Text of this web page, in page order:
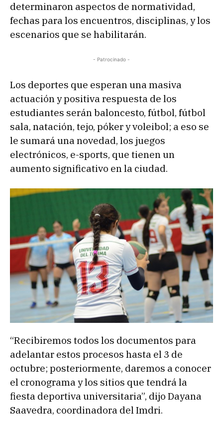
determinaron aspectos de normatividad,
fechas para los encuentros, disciplinas, y los
escenarios que se habilitarán.
- Patrocinado -
Los deportes que esperan una masiva
actuación y positiva respuesta de los
estudiantes serán baloncesto, fútbol, fútbol
sala, natación, tejo, póker y voleibol; a eso se
le sumará una novedad, los juegos
electrónicos, e-sports, que tienen un
aumento significativo en la ciudad.
“Recibiremos todos los documentos para
adelantar estos procesos hasta el 3 de
octubre; posteriormente, daremos a conocer
el cronograma y los sitios que tendrá la
fiesta deportiva universitaria”, dijo Dayana
Saavedra, coordinadora del Imdri.